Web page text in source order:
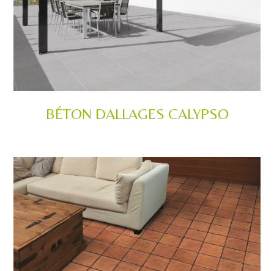
BÉTON DALLAGES CALYPSO